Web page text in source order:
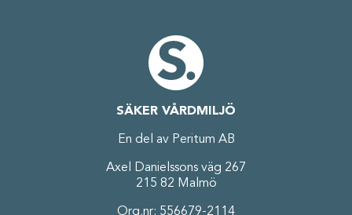
SÄKER VÅRDMILJÖ
En del av Peritum AB
Axel Danielssons väg 267
215 82 Malmö
Org.nr: 556679-2114